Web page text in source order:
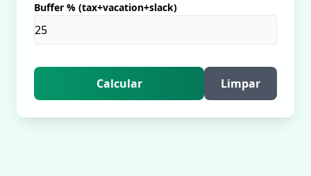
Buffer % (tax+vacation+slack)
Calcular Limpar